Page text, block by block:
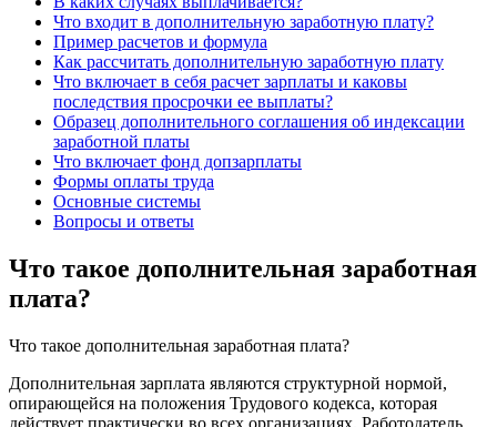
Что входит в дополнительную заработную плату?
Пример расчетов и формула
Как рассчитать дополнительную заработную плату
Что включает в себя расчет зарплаты и каковы
последствия просрочки ее выплаты?
Образец дополнительного соглашения об индексации
заработной платы
Что включает фонд допзарплаты
Формы оплаты труда
Основные системы
Вопросы и ответы
Что такое дополнительная заработная
плата?
Что такое дополнительная заработная плата?
Дополнительная зарплата являются структурной нормой,
опирающейся на положения Трудового кодекса, которая
действует практически во всех организациях. Работодатель